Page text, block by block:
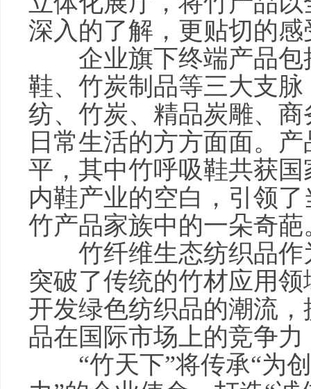
深入的了解，更贴切的感
企业旗下终端产品包
鞋、竹炭制品等三大支
纺、竹炭、精品炭雕、
日常生活的方方面面。
平，其中竹呼吸鞋共获
内鞋产业的空白，引领
竹产品家族中的一朵奇葩
竹纤维生态纺织品作
突破了传统的竹材应用
开发绿色纺织品的潮流
品在国际市场上的竞争
“竹天下”将传承“为创